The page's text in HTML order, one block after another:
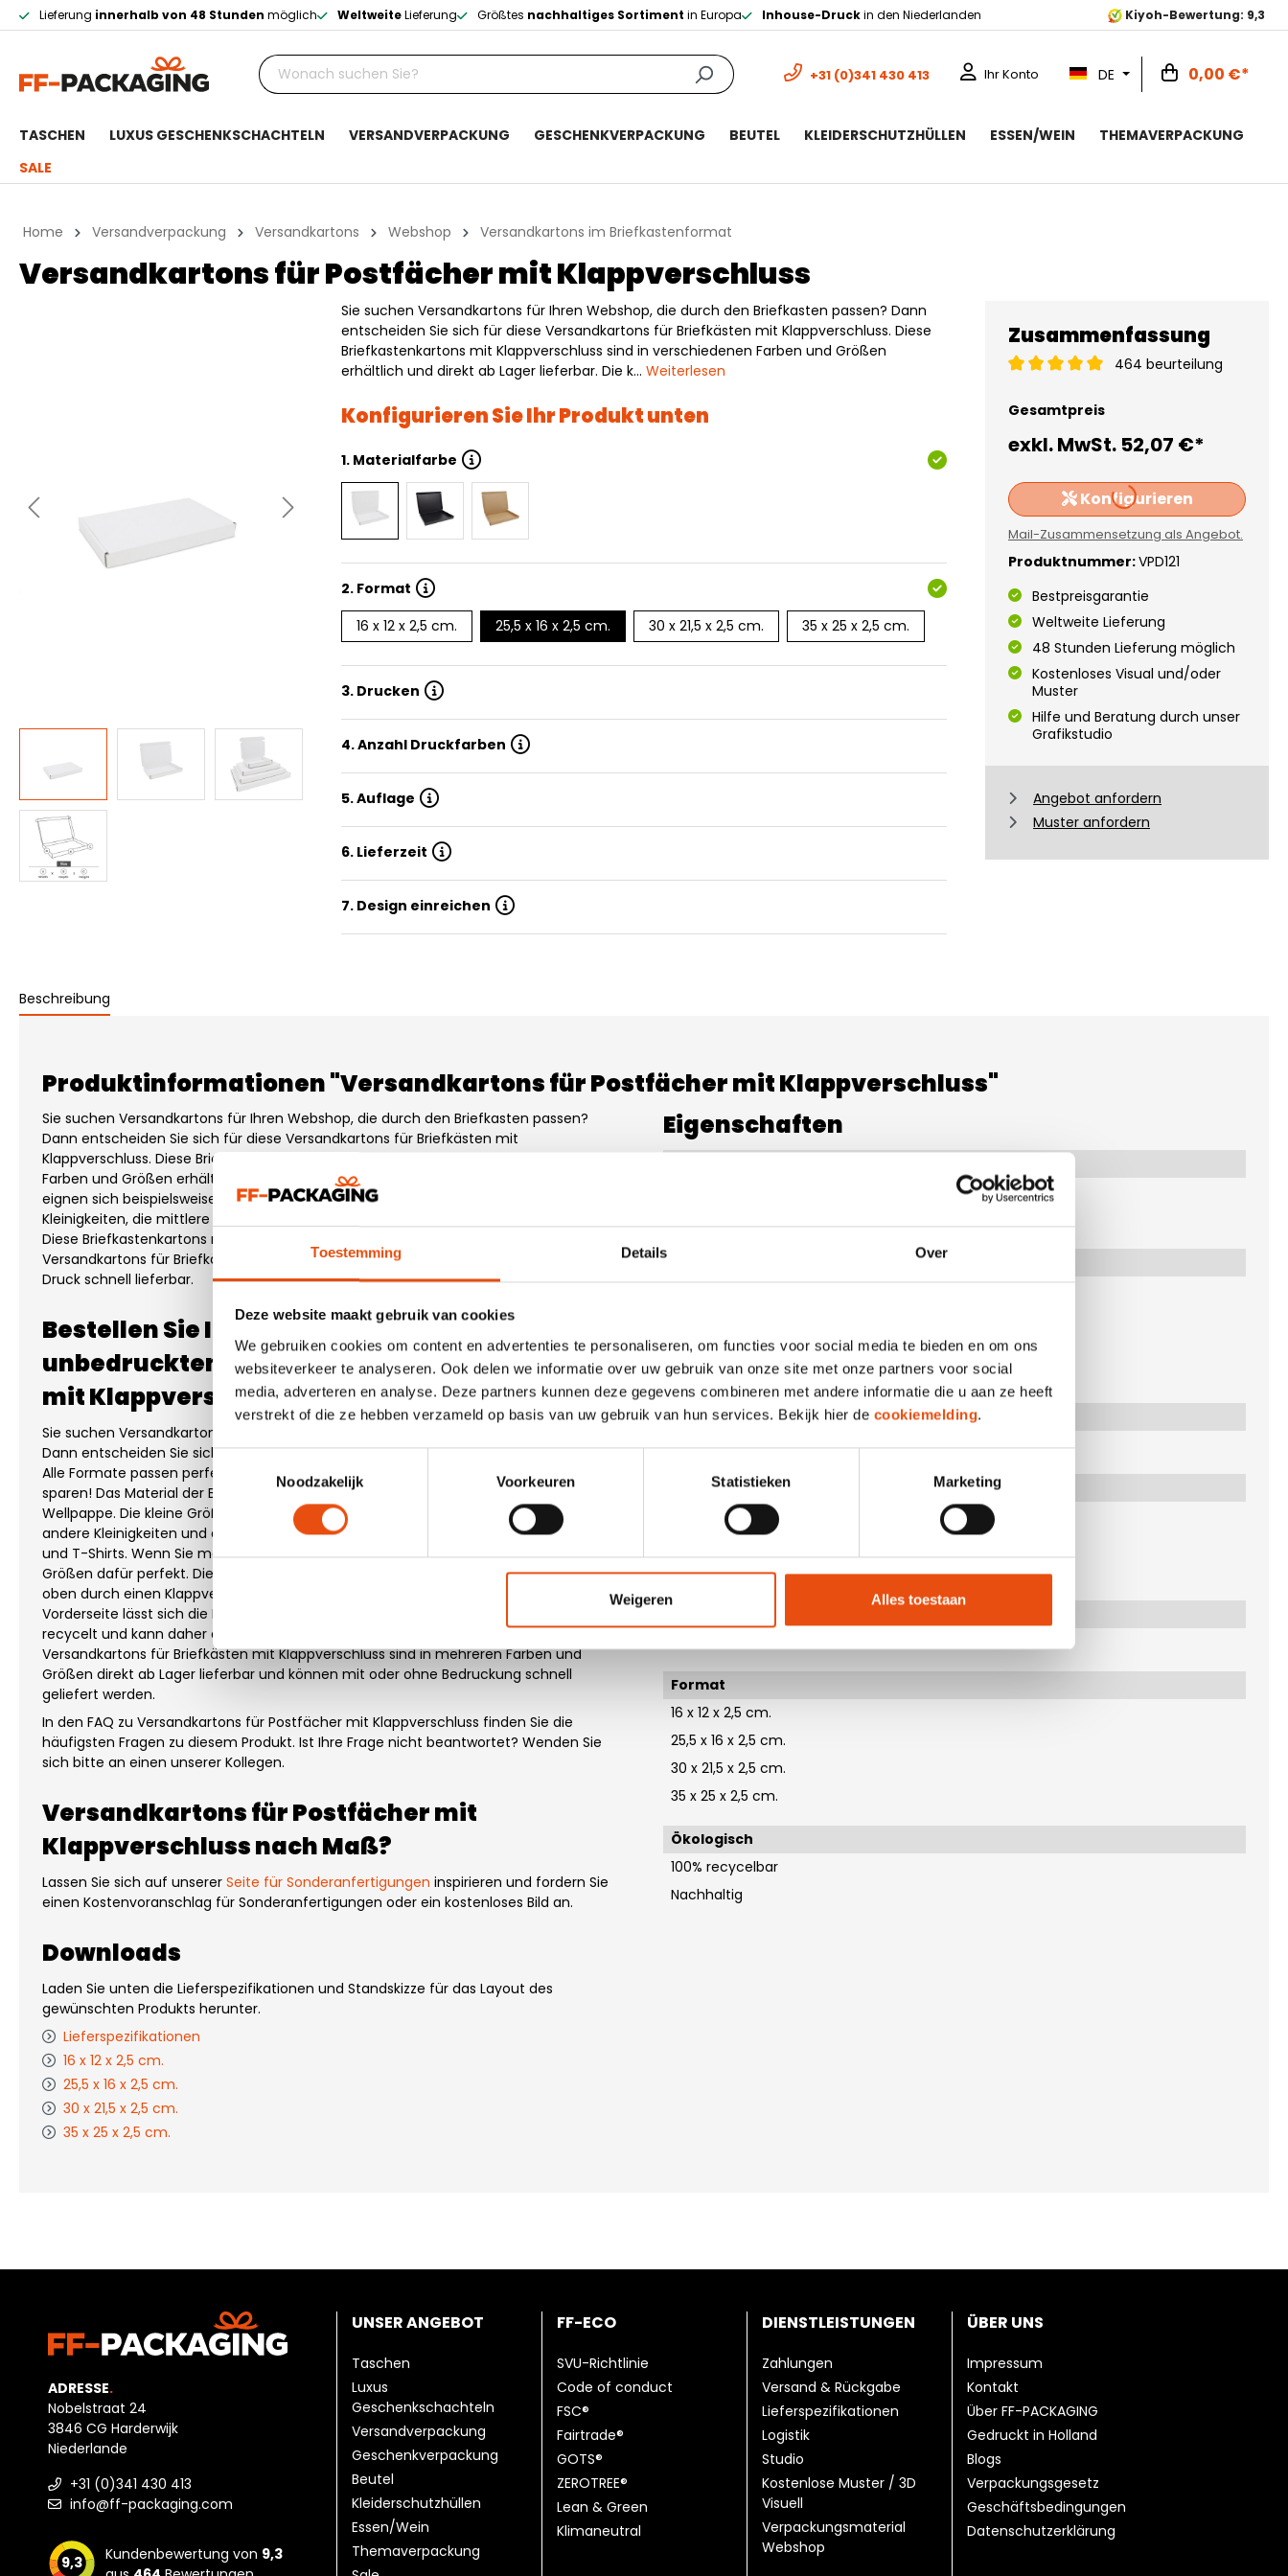
Toestemming Details Over
Deze website maakt gebruik van cookies
We gebruiken cookies om content en advertenties te personaliseren, om functies voor social media te bieden en om ons
websiteverkeer te analyseren. Ook delen we informatie over uw gebruik van onze site met onze partners voor social
media, adverteren en analyse. Deze partners kunnen deze gegevens combineren met andere informatie die u aan ze heeft
verstrekt of die ze hebben verzameld op basis van uw gebruik van hun services. Bekijk hier de cookiemelding.
Toestemmingsselectie
Noodzakelijk
Voorkeuren Statistieken Marketing
Weigeren Alles toestaan
Lieferung innerhalb von 48 Stunden möglich WeltweiteLieferung Größtes nachhaltiges Sortiment in Europa Inhouse-Druckin den Niederlanden Kiyoh-Bewertung: 9,3
+31 (0)341 430 413 Ihr Konto DE 0,00 €*
TASCHEN LUXUS GESCHENKSCHACHTELN VERSANDVERPACKUNG GESCHENKVERPACKUNG BEUTEL KLEIDERSCHUTZHÜLLEN ESSEN/WEIN
THEMAVERPACKUNG
SALE
Home Versandverpackung Versandkartons Webshop Versandkartons im Briefkastenformat
Versandkartons für Postfächer mit Klappverschluss
Sie suchen Versandkartons für Ihren Webshop, die durch den Briefkasten passen? Dann
entscheiden Sie sich für diese Versandkartons für Briefkästen mit Klappverschluss. Diese
Briefkastenkartons mit Klappverschluss sind in verschiedenen Farben und Größen
erhältlich und direkt ab Lager lieferbar. Die k… Weiterlesen
Konfigurieren Sie Ihr Produkt unten
1. Materialfarbe
2. Format
16 x 12 x 2,5 cm.
25,5 x 16 x 2,5 cm. 30 x 21,5 x 2,5 cm. 35 x 25 x 2,5 cm.
3. Drucken
4. Anzahl Druckfarben
5. Auflage
6. Lieferzeit
7. Design einreichen
Zusammenfassung
464 beurteilung
Gesamtpreis
exkl. MwSt. 52,07 €*
Konfigurieren
Loading...
Mail-Zusammensetzung als Angebot.
Produktnummer:VPD121
Bestpreisgarantie
Weltweite Lieferung
48 Stunden Lieferung möglich
Kostenloses Visual und/oder
Muster
Hilfe und Beratung durch unser
Grafikstudio
Angebot anfordern
Muster anfordern
Beschreibung
Produktinformationen "Versandkartons für Postfächer mit Klappverschluss"
Sie suchen Versandkartons für Ihren Webshop, die durch den Briefkasten passen?
Dann entscheiden Sie sich für diese Versandkartons für Briefkästen mit
Klappverschluss. Diese Briefkastenkartons mit Klappverschluss sind in verschiedenen
Farben und Größen erhältlich und direkt ab Lager lieferbar. Die kleinen Versandkartons
eignen sich beispielsweise ideal für kleinere Produkte wie CDs, Stifte oder andere
Kleinigkeiten, die mittlere Größe eignet sich eher für T-Shirts und Kinderbekleidung.
Diese Briefkastenkartons mit Klappverschluss passen alle durch den Briefkasten. Die
Versandkartons für Briefkästen mit Klappverschluss sind sowohl mit als auch ohne
Druck schnell lieferbar.
Bestellen Sie Ihre bedruckten oder
unbedruckten Versandkartons für Briefkästen
mit Klappverschluss
Sie suchen Versandkartons für Ihren Webshop, die durch den Briefkasten passen?
Dann entscheiden Sie sich für die Versandkartons für Briefkästen mit Klappverschluss.
Alle Formate passen perfekt durch den Briefkasten, wodurch Sie viel Versandkosten
sparen! Das Material der Briefkastenboxen mit Klappverschluss ist einlagige Recycling-
Wellpappe. Die kleine Größe ist perfekt für Produkte wie CDs, Stifte, Schmuck oder
andere Kleinigkeiten und die mittlere Größe eignet sich für Socken, Kinderbekleidung
und T-Shirts. Wenn Sie mehrere Produkte versenden möchten, sind die größeren
Größen dafür perfekt. Die Versandkartons für Briefkästen mit Klappverschluss werden
oben durch einen Klappverschluss verschlossen. Durch die Daumenmulde an der
Vorderseite lässt sich die Klappe leicht öffnen. Zudem ist der Karton vollständig
recycelt und kann daher als nachhaltig und ökologisch bezeichnet werden. Die
Versandkartons für Briefkästen mit Klappverschluss sind in mehreren Farben und
Größen direkt ab Lager lieferbar und können mit oder ohne Bedruckung schnell
geliefert werden.
In den FAQ zu Versandkartons für Postfächer mit Klappverschluss finden Sie die
häufigsten Fragen zu diesem Produkt. Ist Ihre Frage nicht beantwortet? Wenden Sie
sich bitte an einen unserer Kollegen.
Versandkartons für Postfächer mit
Klappverschluss nach Maß?
Lassen Sie sich auf unserer Seite für Sonderanfertigungen inspirieren und fordern Sie
einen Kostenvoranschlag für Sonderanfertigungen oder ein kostenloses Bild an.
Downloads
Laden Sie unten die Lieferspezifikationen und Standskizze für das Layout des
gewünschten Produkts herunter.
Lieferspezifikationen
16 x 12 x 2,5 cm.
25,5 x 16 x 2,5 cm.
30 x 21,5 x 2,5 cm.
35 x 25 x 2,5 cm.
Eigenschaften
Passt in Briefkasten
FEFCO 0427
Material
Wellpappe (mindestens 50 % recycelt)
Material Farbe
Braun
Format
16 x 12 x 2,5 cm.
25,5 x 16 x 2,5 cm.
30 x 21,5 x 2,5 cm.
35 x 25 x 2,5 cm.
Ökologisch
100% recycelbar
Nachhaltig
ADRESSE.
Nobelstraat 24
3846 CG Harderwijk
Niederlande
+31 (0)341 430 413
info@ff-packaging.com
9,3 Kundenbewertung von 9,3
UNSER ANGEBOT
Taschen
Luxus
Geschenkschachteln
Versandverpackung
Geschenkverpackung
Beutel
Kleiderschutzhüllen
Essen/Wein
Themaverpackung
FF-ECO
SVU-Richtlinie
Code of conduct
FSC®
Fairtrade®
GOTS®
ZEROTREE®
Lean & Green
Klimaneutral
DIENSTLEISTUNGEN
Zahlungen
Versand & Rückgabe
Lieferspezifikationen
Logistik
Studio
Kostenlose Muster / 3D
Visuell
Verpackungsmaterial
Webshop
ÜBER UNS
Impressum
Kontakt
Über FF-PACKAGING
Gedruckt in Holland
Blogs
Verpackungsgesetz
Geschäftsbedingungen
Datenschutzerklärung